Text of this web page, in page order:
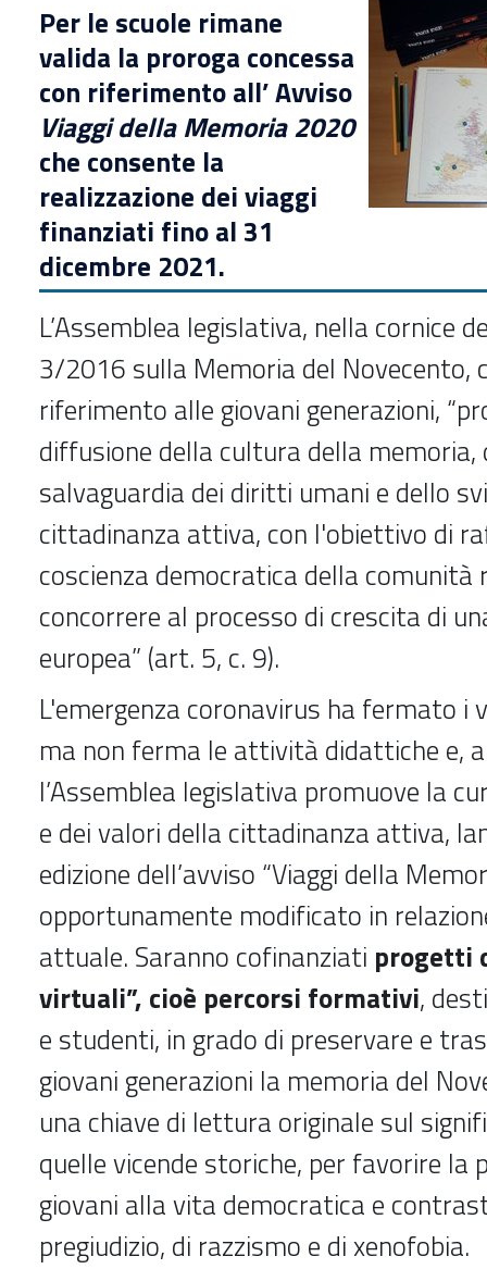
Per le scuole rimane
valida la proroga concessa
con riferimento all’ Avviso
Viaggi della Memoria 2020
che consente la
realizzazione dei viaggi
finanziati fino al 31
dicembre 2021.
L’Assemblea legislativa, nella cornice
3/2016 sulla Memoria del Novecento,
riferimento alle giovani generazioni,
diffusione della cultura della memoria,
salvaguardia dei diritti umani e dello
cittadinanza attiva, con l'obiettivo di
coscienza democratica della comunità
concorrere al processo di crescita di
europea” (art. 5, c. 9).
L'emergenza coronavirus ha fermato i
ma non ferma le attività didattiche e,
l’Assemblea legislativa promuove la
e dei valori della cittadinanza attiva,
edizione dell’avviso “Viaggi della
opportunamente modificato in
attuale. Saranno cofinanziati progetti
virtuali”, cioè percorsi formativi,
e studenti, in grado di preservare e
giovani generazioni la memoria del
una chiave di lettura originale sul
quelle vicende storiche, per favorire la
giovani alla vita democratica e
pregiudizio, di razzismo e di xenofobia.